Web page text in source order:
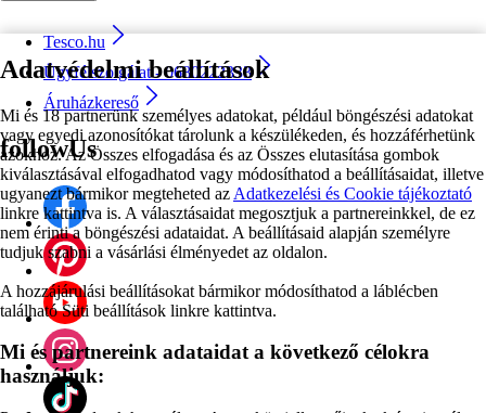
Adatvédelmi beállítások
Mi és 18 partnerünk személyes adatokat, például böngészési adatokat
vagy egyedi azonosítókat tárolunk a készülékeden, és hozzáférhetünk
azokhoz. Az Összes elfogadása és az Összes elutasítása gombok
kiválasztásával elfogadhatod vagy módosíthatod a beállításaidat, illetve
ugyanezt bármikor megteheted az Adatkezelési és Cookie tájékoztató
linkre kattintva is. A választásaidat megosztjuk a partnereinkkel, de ez
nem érinti a böngészési adataidat. A beállításaid alapján személyre
tudjuk szabni a vásárlási élményedet az oldalon.
A hozzájárulási beállításokat bármikor módosíthatod a láblécben
található Süti beállítások linkre kattintva.
Mi és partnereink adataidat a következő célokra
használjuk:
Tesco.hu
Ügyfélszolgálat - 0680222333
Áruházkereső
followUs